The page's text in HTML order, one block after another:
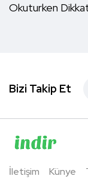
Okuturken
Bizi Takip Et
İletişim Künye